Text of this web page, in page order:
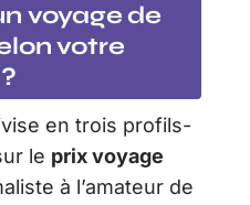
voyage de
votre
en trois profils-
le prix voyage
à l’amateur de